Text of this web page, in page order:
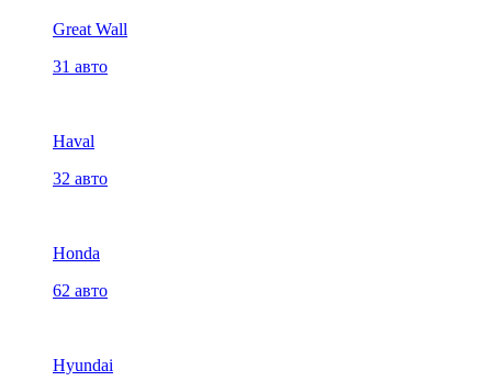
Great Wall
31 авто
Haval
32 авто
Honda
62 авто
Hyundai